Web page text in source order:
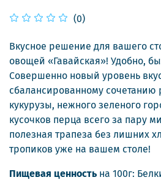
(0)
Вкусное решение для вашего
овощей «Гавайская»! Удобно,
Совершенно новый уровень
сбалансированному сочетанию
кукурузы, нежного зеленого
кусочков перца всего за пару
полезная трапеза без лишних
тропиков уже на вашем столе!
Пищевая ценность на 100г: